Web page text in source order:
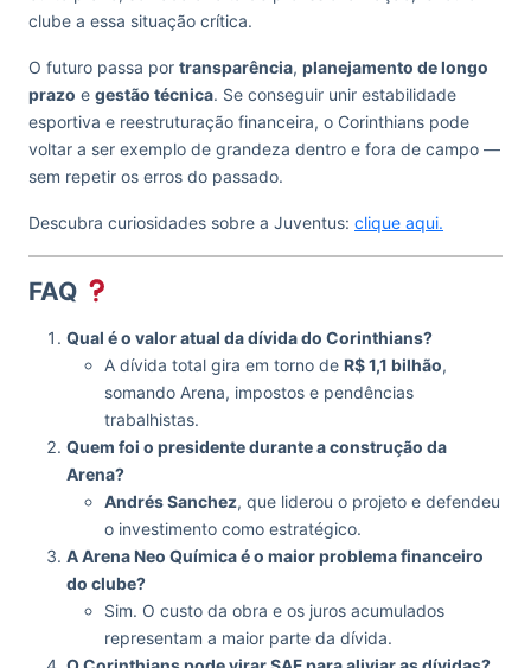
clube a essa situação crítica.
O futuro passa por transparência, planejamento de longo
prazo e gestão técnica. Se conseguir unir estabilidade
esportiva e reestruturação financeira, o Corinthians pode
voltar a ser exemplo de grandeza dentro e fora de campo —
sem repetir os erros do passado.
Descubra curiosidades sobre a Juventus: clique aqui.
FAQ
Qual é o valor atual da dívida do Corinthians?
A dívida total gira em torno de R$ 1,1 bilhão,
somando Arena, impostos e pendências
trabalhistas.
Quem foi o presidente durante a construção da
Arena?
Andrés Sanchez, que liderou o projeto e defendeu
o investimento como estratégico.
A Arena Neo Química é o maior problema financeiro
do clube?
Sim. O custo da obra e os juros acumulados
representam a maior parte da dívida.